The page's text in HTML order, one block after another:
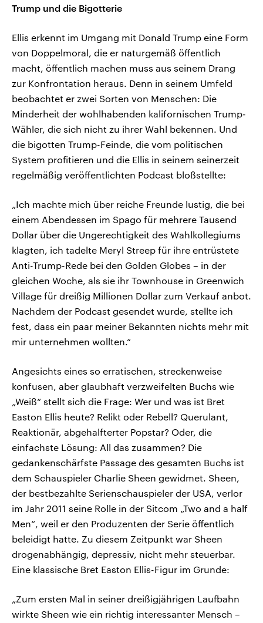
Trump und die Bigotterie
Ellis erkennt im Umgang mit Donald Trump eine Form
von Doppelmoral, die er naturgemäß öffentlich
macht, öffentlich machen muss aus seinem Drang
zur Konfrontation heraus. Denn in seinem Umfeld
beobachtet er zwei Sorten von Menschen: Die
Minderheit der wohlhabenden kalifornischen Trump-
Wähler, die sich nicht zu ihrer Wahl bekennen. Und
die bigotten Trump-Feinde, die vom politischen
System profitieren und die Ellis in seinem seinerzeit
regelmäßig veröffentlichten Podcast bloßstellte:
„Ich machte mich über reiche Freunde lustig, die bei
einem Abendessen im Spago für mehrere Tausend
Dollar über die Ungerechtigkeit des Wahlkollegiums
klagten, ich tadelte Meryl Streep für ihre entrüstete
Anti-Trump-Rede bei den Golden Globes – in der
gleichen Woche, als sie ihr Townhouse in Greenwich
Village für dreißig Millionen Dollar zum Verkauf anbot.
Nachdem der Podcast gesendet wurde, stellte ich
fest, dass ein paar meiner Bekannten nichts mehr mit
mir unternehmen wollten.“
Angesichts eines so erratischen, streckenweise
konfusen, aber glaubhaft verzweifelten Buchs wie
„Weiß“ stellt sich die Frage: Wer und was ist Bret
Easton Ellis heute? Relikt oder Rebell? Querulant,
Reaktionär, abgehalfterter Popstar? Oder, die
einfachste Lösung: All das zusammen? Die
gedankenschärfste Passage des gesamten Buchs ist
dem Schauspieler Charlie Sheen gewidmet. Sheen,
der bestbezahlte Serienschauspieler der USA, verlor
im Jahr 2011 seine Rolle in der Sitcom „Two and a half
Men“, weil er den Produzenten der Serie öffentlich
beleidigt hatte. Zu diesem Zeitpunkt war Sheen
drogenabhängig, depressiv, nicht mehr steuerbar.
Eine klassische Bret Easton Ellis-Figur im Grunde:
„Zum ersten Mal in seiner dreißigjährigen Laufbahn
wirkte Sheen wie ein richtig interessanter Mensch –